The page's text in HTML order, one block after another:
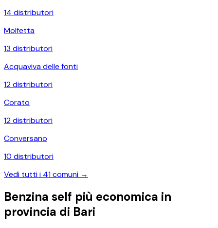
14 distributori
Molfetta
13 distributori
Acquaviva delle fonti
12distributori
Corato
12distributori
Conversano
10 distributori
Vedi tutti i 41comuni →
Benzina self più economica in
provincia di Bari